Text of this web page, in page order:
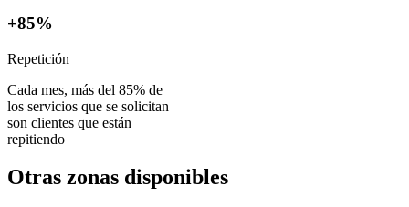
+85%
Repetición
Cada mes, más del 85% de
los servicios que se solicitan
son clientes que están
repitiendo
Otras zonas disponibles